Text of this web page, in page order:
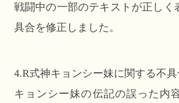
戦闘中の一部のテキストが正しく
具合を修正しました。
4.R式神キョンシー妹に関する不
キョンシー妹の伝記の誤った内